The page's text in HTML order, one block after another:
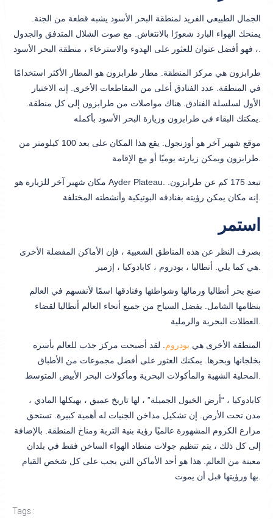
الجمال الطبيعي الفريد لمنطقة البحر الأسود يشبه قطعة من الجنة.
يمنحك الهواء البارد شعورًا بالانتعاش. مع صوت الشلال المتدفق والجدول
طرابزون هي مركز المنطقة. مطار طرابزون هو المطار الأكثر استخدامًا
في المنطقة. عدد الفنادق أعلى من المقاطعات الأخرى. إنه الاختيار
الأول لسلسلة الفنادق. هناك مواصلات من طرابزون إلى كل منطقة.
يمكنك البقاء في طرابزون وزيارة البحر الأسود بأكمله.
موقع شهير آخر هو أوزنجول. يقع هذا المكان على بعد 100 كيلومتر من
مكان شهير آخر للزيارة هو Ayder Plateau. تبعد 175 كم عن طرابزون.
استمر
بصرف النظر عن هذه المناطق الشعبية ، فإن الأماكن المفضلة الأخرى
صنع بحر أنطاليا ورمالها وشواطئها وفنادقها اسمًا لأنفسهم في العالم
بنظامها الشامل. يفضل السياح من جميع أنحاء العالم أنطاليا لقضاء
المنطقة الأخرى هي بودروم. لقد أصبحت مركز جذب للعالم بأسره
بخلجانها وبحرها. يمكنك العثور على أفضل مجموعات من الأطباق
المحلية الشهية والمأكولات البحرية ومأكولات البحر الأبيض المتوسط.
كابادوكيا ، “أرض الخيول الجميلة” ، لها تاريخ عميق ، بهيكلها المادي ،
مدن تحت الأرض. إن تشكيل مداخن الجنيات له أهمية كبيرة. تستحق
مزارع الكروم المشهورة عالميًا رؤية بنية التربة ومناخ المنطقة. بالإضافة
إلى كل ذلك ، يتم تنظيم جولات منطاد الهواء الساخن فقط في بلدان
معينة من العالم. هذا هو أحد الأماكن التي يجب على كل شخص القيام
Tags :